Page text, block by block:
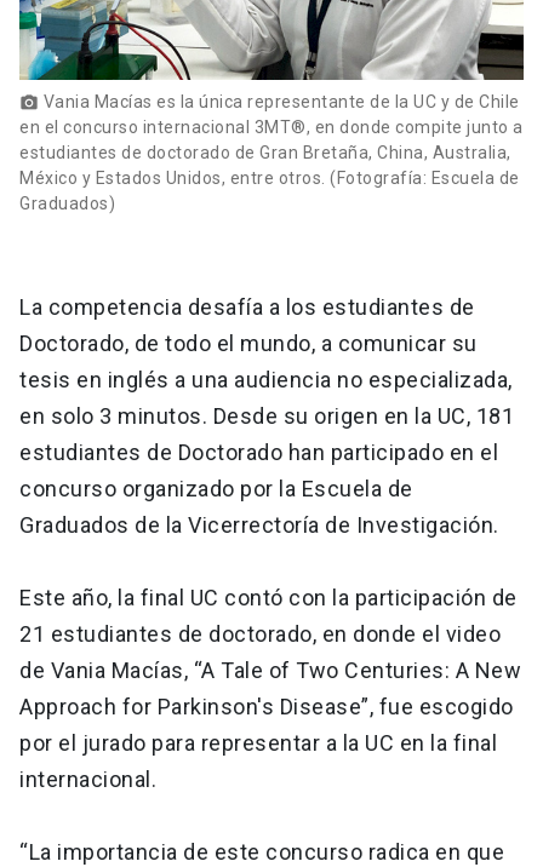
photo_camera Vania Macías es la única representante de la UC y de Chile
en el concurso internacional 3MT®, en donde compite junto a
estudiantes de doctorado de Gran Bretaña, China, Australia,
México y Estados Unidos, entre otros. (Fotografía: Escuela de
Graduados)
La competencia desafía a los estudiantes de
Doctorado, de todo el mundo, a comunicar su
tesis en inglés a una audiencia no especializada,
en solo 3 minutos. Desde su origen en la UC, 181
estudiantes de Doctorado han participado en el
concurso organizado por la Escuela de
Graduados de la Vicerrectoría de Investigación.
Este año, la final UC contó con la participación de
21 estudiantes de doctorado, en donde el video
de Vania Macías, “A Tale of Two Centuries: A New
Approach for Parkinson's Disease”, fue escogido
por el jurado para representar a la UC en la final
internacional.
“La importancia de este concurso radica en que